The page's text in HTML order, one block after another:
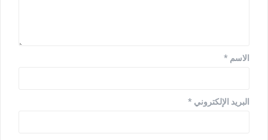
الاسم *
البريد الإلكتروني *